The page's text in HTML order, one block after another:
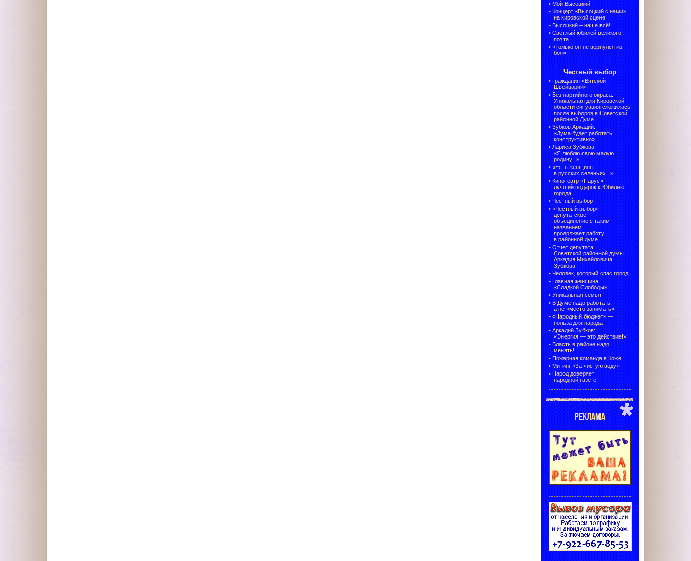
• Мой Высоцкий
• Концерт «Высоцкий с нами»
на кировской сцене
• Высоцкий – наше всё!
• Светлый юбилей великого
поэта
• «Только он не вернулся из
боя»
Честный выбор
• Гражданин «Вятской
Швейцарии»
• Без партийного окраса.
Уникальная для Кировской
области ситуация сложилась
после выборов в Советской
районной Думе
• Зубков Аркадий:
«Дума будет работать
конструктивно»
• Лариса Зубкова:
«Я люблю свою малую
родину...»
• «Есть женщины
в русских селеньях...»
• Кинотеатр «Парус» —
лучший подарок к Юбилею
города!
• Честный выбор
• «Честный выбор» –
депутатское
объединение с таким
названием
продолжает работу
в районной думе
• Отчет депутата
Советской районной думы
Аркадия Михайловича
Зубкова
• Человек, который спас город
• Главная женщина
«Сладкой Слободы»
• Уникальная семья
• В Думе надо работать,
а не «место занимать»!
• «Народный бюджет» —
польза для народа
• Аркадий Зубков:
«Энергия — это действие!»
• Власть в районе надо
менять!
• Пожарная команда в Коже
• Митинг «За чистую воду»
• Народ доверяет
народной газете!
РЕКЛАМА